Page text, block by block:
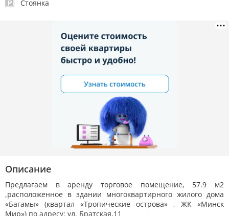
Стоянка
Описание
Предлагаем в аренду торговое помещение, 57.9 м2
,расположенное в здании многоквартирного жилого дома
«Багамы» (квартал «Тропические острова» , ЖК «Минск
Мир») по адресу: ул. Братская,11